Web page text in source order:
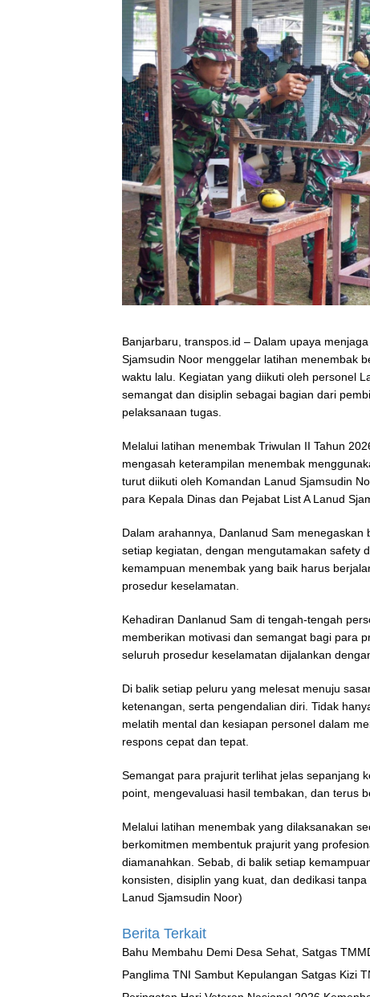
Banjarbaru, transpos.id – Dalam upaya
Sjamsudin Noor menggelar latihan menembak
waktu lalu. Kegiatan yang diikuti oleh personel
semangat dan disiplin sebagai bagian dari
pelaksanaan tugas.
Melalui latihan menembak Triwulan II Tahun
mengasah keterampilan menembak
turut diikuti oleh Komandan Lanud Sjamsudin
para Kepala Dinas dan Pejabat List A Lanud
Dalam arahannya, Danlanud Sam
setiap kegiatan, dengan mengutamakan safety
kemampuan menembak yang baik harus
prosedur keselamatan.
Kehadiran Danlanud Sam di tengah-tengah
memberikan motivasi dan semangat bagi para
seluruh prosedur keselamatan dijalankan
Di balik setiap peluru yang melesat menuju
ketenangan, serta pengendalian diri. Tidak
melatih mental dan kesiapan personel dalam
respons cepat dan tepat.
Semangat para prajurit terlihat jelas sepanjang
point, mengevaluasi hasil tembakan, dan terus
Melalui latihan menembak yang dilaksanakan
berkomitmen membentuk prajurit yang
diamanahkan. Sebab, di balik setiap
konsisten, disiplin yang kuat, dan dedikasi
Lanud Sjamsudin Noor)
Berita Terkait
Bahu Membahu Demi Desa Sehat, Satgas
Panglima TNI Sambut Kepulangan Satgas Kizi